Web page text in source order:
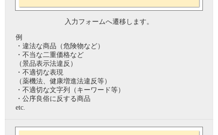
入力フォームへ遷移します。
例
・違法な商品（危険物など）
・不当な二重価格など
（景品表示法違反）
・不適切な表現
（薬機法、健康増進法違反等）
・不適切な文字列（キーワード等）
・公序良俗に反する商品
etc.